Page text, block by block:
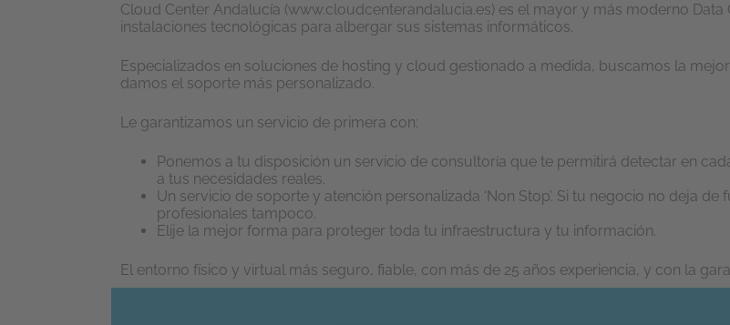
Cloud Center Andalucía (www.cloudcenterandalucia.es) es el mayor y más moderno
instalaciones tecnológicas para albergar sus sistemas informáticos.
Especializados en soluciones de hosting y cloud gestionado a medida, buscamos la
damos el soporte más personalizado.
Le garantizamos un servicio de primera con:
Ponemos a tu disposición un servicio de consultoría que te permitirá detectar en
a tus necesidades reales.
Un servicio de soporte y atención personalizada ‘Non Stop’. Si tu negocio no deja
profesionales tampoco.
Elije la mejor forma para proteger toda tu infraestructura y tu información.
El entorno físico y virtual más seguro, fiable, con más de 25 años experiencia, y con la